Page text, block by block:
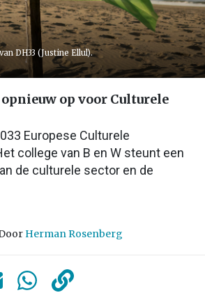
DH33 (Justine Ellul).
opnieuw op voor Culturele
Europese Culturele
college van B en W steunt een
de culturele sector en de
Herman Rosenberg